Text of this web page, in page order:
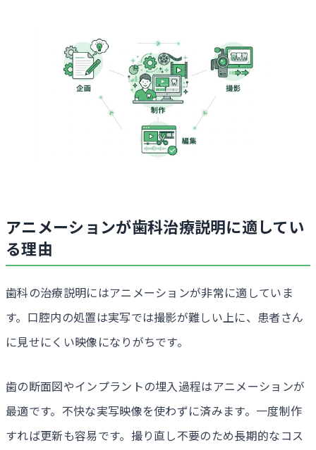
アニメーションが歯科治療説明に適してい
る理由
歯科の治療説明にはアニメーションが非常に適していま
す。口腔内の処置は実写では撮影が難しい上に、患者さん
に見せにくい映像になりがちです。
歯の断面図やインプラントの埋入過程はアニメーションが
最適です。不快な実写映像を使わずに済みます。一度制作
すれば更新も容易です。撮り直し不要のため長期的なコス